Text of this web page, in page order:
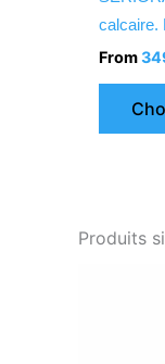
calcaire.
From
Produits